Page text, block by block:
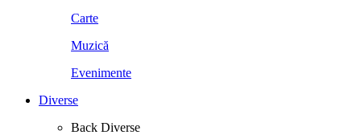
Carte
Muzică
Evenimente
Diverse
Back Diverse